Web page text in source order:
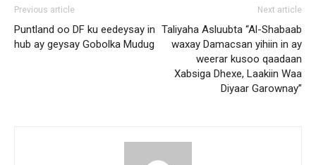
Previous article
Puntland oo DF ku eedeysay in
hub ay geysay Gobolka Mudug
Next article
Taliyaha Asluubta “Al-Shabaab
waxay Damacsan yihiin in ay
weerar kusoo qaadaan
Xabsiga Dhexe, Laakiin Waa
Diyaar Garownay”